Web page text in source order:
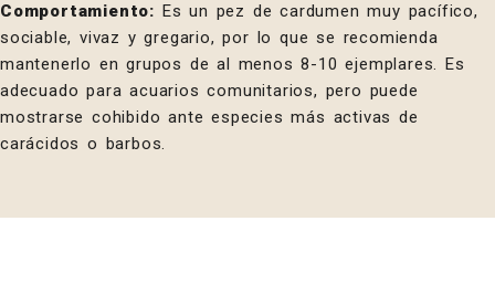
Comportamiento: Es un pez de cardumen muy pacífico,
sociable, vivaz y gregario, por lo que se recomienda
mantenerlo en grupos de al menos 8-10 ejemplares. Es
adecuado para acuarios comunitarios, pero puede
mostrarse cohibido ante especies más activas de
carácidos o barbos.